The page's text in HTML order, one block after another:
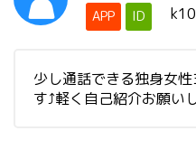
APP ID
少し通話できる独身女
す⤴️軽く自己紹介お願い